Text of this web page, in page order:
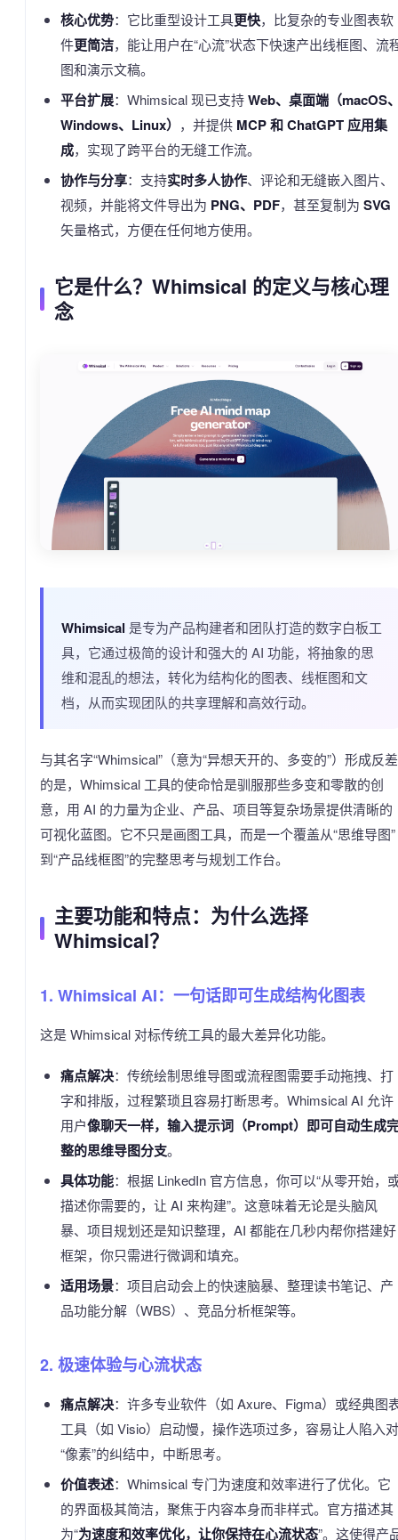
核心优势：它比重型设计工具更快，比复杂的专业图表软
件更简洁，能让用户在“心流”状态下快速产出线框图、流
图和演示文稿。
平台扩展：Whimsical 现已支持Web、桌面端（macOS
Windows、Linux） ，并提供 MCP 和 ChatGPT 应用集
成，实现了跨平台的无缝工作流。
协作与分享：支持实时多人协作、评论和无缝嵌入图片、
视频，并能将文件导出为 PNG、PDF，甚至复制为 SVG
矢量格式，方便在任何地方使用。
它是什么？Whimsical 的定义与核心理
念
Whimsical 是专为产品构建者和团队打造的数字白板工
具，它通过极简的设计和强大的 AI 功能，将抽象的思
维和混乱的想法，转化为结构化的图表、线框图和文
档，从而实现团队的共享理解和高效行动。
与其名字“Whimsical”（意为“异想天开的、多变的”）形成反差
的是，Whimsical 工具的使命恰是驯服那些多变和零散的创
意，用 AI 的力量为企业、产品、项目等复杂场景提供清晰的
可视化蓝图。它不只是画图工具，而是一个覆盖从“思维导图”
到“产品线框图”的完整思考与规划工作台。
主要功能和特点：为什么选择
Whimsical？
1. Whimsical AI：一句话即可生成结构化图表
这是 Whimsical 对标传统工具的最大差异化功能。
痛点解决：传统绘制思维导图或流程图需要手动拖拽、打
字和排版，过程繁琐且容易打断思考。Whimsical AI 允许
用户像聊天一样，输入提示词（Prompt）即可自动生成
整的思维导图分支。
具体功能：根据 LinkedIn 官方信息，你可以“从零开始，
描述你需要的，让 AI 来构建”。这意味着无论是头脑风
暴、项目规划还是知识整理，AI 都能在几秒内帮你搭建好
框架，你只需进行微调和填充。
适用场景：项目启动会上的快速脑暴、整理读书笔记、产
品功能分解（WBS）、竞品分析框架等。
2. 极速体验与心流状态
痛点解决：许多专业软件（如 Axure、Figma）或经典图
工具（如 Visio）启动慢，操作选项过多，容易让人陷入对
“像素”的纠结中，中断思考。
价值表述：Whimsical 专门为速度和效率进行了优化。它
的界面极其简洁，聚焦于内容本身而非样式。官方描述其
为“为速度和效率优化，让你保持在心流状态”。这使得产